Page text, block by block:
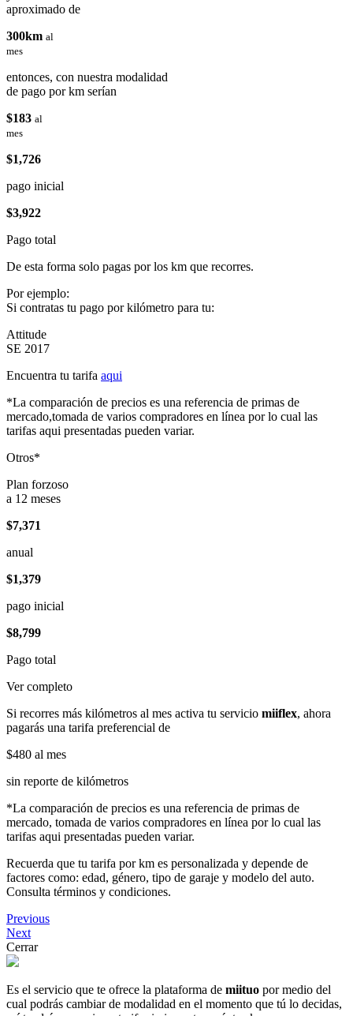
aproximado de
300km al
mes
entonces, con nuestra modalidad
de pago por km serían
$183 al
mes
$1,726
pago inicial
$3,922
Pago total
De esta forma solo pagas por los km que recorres.
Por ejemplo:
Si contratas tu pago por kilómetro para tu:
Attitude
SE 2017
Encuentra tu tarifa aqui
*La comparación de precios es una referencia de primas de
mercado,tomada de varios compradores en línea por lo cual las
tarifas aqui presentadas pueden variar.
Otros*
Plan forzoso
a 12 meses
$7,371
anual
$1,379
pago inicial
$8,799
Pago total
Ver completo
Si recorres más kilómetros al mes activa tu servicio miiflex, ahora
pagarás una tarifa preferencial de
$480 al mes
sin reporte de kilómetros
*La comparación de precios es una referencia de primas de
mercado, tomada de varios compradores en línea por lo cual las
tarifas aqui presentadas pueden variar.
Recuerda que tu tarifa por km es personalizada y depende de
factores como: edad, género, tipo de garaje y modelo del auto.
Consulta términos y condiciones.
Previous
Next
Cerrar
Es el servicio que te ofrece la plataforma de miituo por medio del
cual podrás cambiar de modalidad en el momento que tú lo decidas,